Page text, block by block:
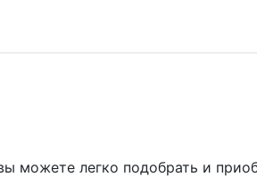
можете легко подобрать и